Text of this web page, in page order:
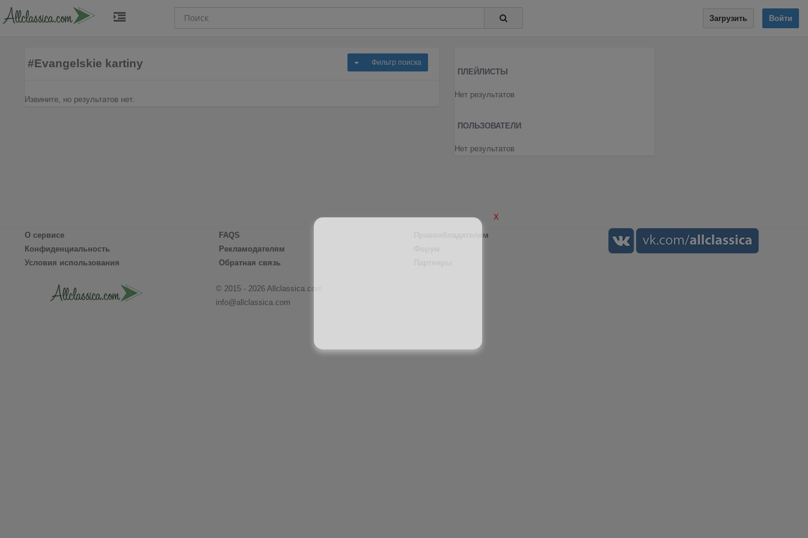
Загрузить Войти
#Evangelskie kartiny Фильтр поиска
Извините, но результатов нет.
ПЛЕЙЛИСТЫ
Нет результатов
ПОЛЬЗОВАТЕЛИ
Нет результатов
О сервисе
Конфиденциальность
Условия использования
FAQS
Рекламодателям
Обратная связь
Правообладателям
© 2015 - 2026 Allclassica.com
info@allclassica.com
X